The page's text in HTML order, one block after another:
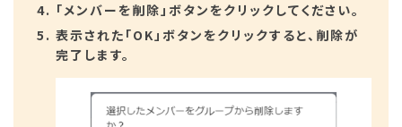
「メンバーを削除」ボタンをクリックしてください。
表示された「OK」ボタンをクリックすると、削除が
完了します。